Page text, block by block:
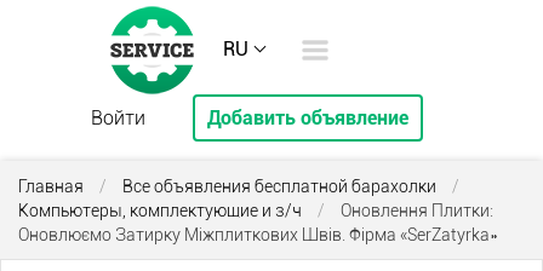
RU
Войти Добавить объявление
Главная / Все объявления бесплатной барахолки
/
Компьютеры, комплектующие и з/ч
/
Оновлення Плитки:
Оновлюємо Затирку Міжплиткових Швів. Фірма «SerZatyrka»